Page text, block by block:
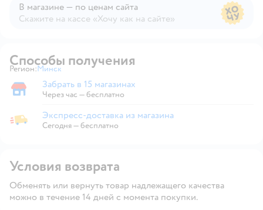
В магазине — по ценам сайта
Скажите на кассе «Хочу как на сайте»
Способы получения
Регион: Выбор адреса доставки.
Минск
Забрать в магазине
Забрать в 15 магазинах
Через час — бесплатно
Экспресс-доставка из магазина
Экспресс-доставка из магазина
Сегодня—бесплатно
Условия возврата
Обменять или вернуть товар надлежащего качества
можно в течение 14 дней с момента покупки.